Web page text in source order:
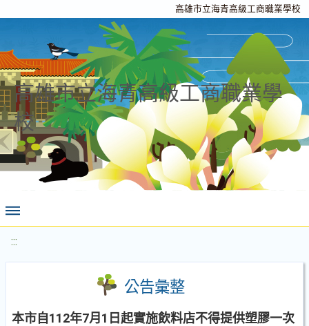
高雄市立海青高級工商職業學校
高雄市立海青高級工商職業學
校
:::
公告彙整
本市自112年7月1日起實施飲料店不得提供塑膠一次